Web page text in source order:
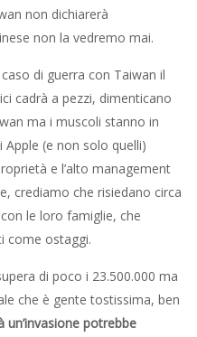
non dichiarerà
non la vedremo mai.
di guerra con Taiwan il
cadrà a pezzi, dimenticano
ma i muscoli stanno in
(e non solo quelli)
e l’alto management
crediamo che risiedano circa
le loro famiglie, che
come ostaggi.
di poco i 23.500.000 ma
che è gente tostissima, ben
un’invasione potrebbe